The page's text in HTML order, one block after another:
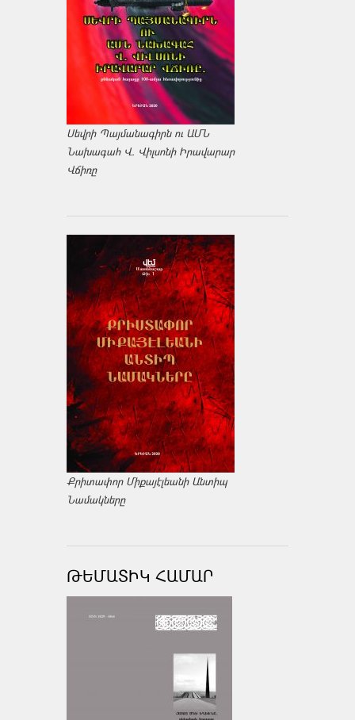
Սեվրի Պայմանագիրն ու ԱՄՆ
Նախագահ Վ. Վիլսոնի Իրավարար
Վճիռը
Քրիտափոր Միքայէլեանի Անտիպ
Նամակները
ԹԵՄԱՏԻԿ ՀԱՄԱՐ